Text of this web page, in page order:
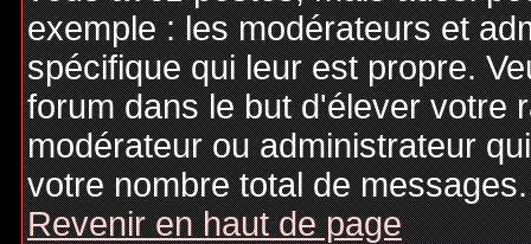
exemple : les modérateurs et
spécifique qui leur est propre.
forum dans le but d'élever votre
modérateur ou administrateur
votre nombre total de messages.
Revenir en haut de page